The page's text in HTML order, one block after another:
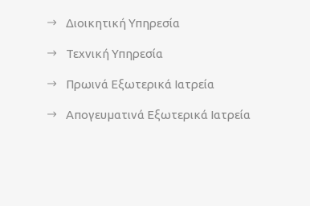
Διοικητική Υπηρεσία
Τεχνική Υπηρεσία
Πρωινά Εξωτερικά Ιατρεία
Απογευματινά Εξωτερικά Ιατρεία